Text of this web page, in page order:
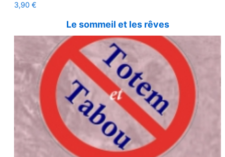
3,90 €
Le sommeil et les rêves